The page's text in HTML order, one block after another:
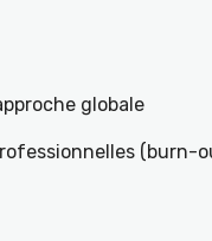
globale
(burn-